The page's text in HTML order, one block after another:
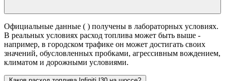
Официальные данные ( ) получены в лабораторных условиях.
В реальных условиях расход топлива может быть выше -
например, в городском трафике он может достигать своих
значений, обусловленных пробками, агрессивным вождением,
климатом и дорожными условиями.